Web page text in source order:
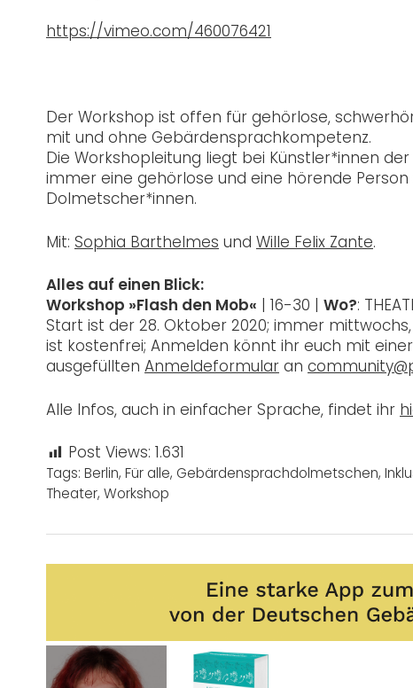
https://vimeo.com/460076421
Der Workshop ist offen für gehörlose,
mit und ohne Gebärdensprachkompetenz.
Die Workshopleitung liegt bei Künstler*innen
immer eine gehörlose und eine hörende
Dolmetscher*innen.
Mit: Sophia Barthelmes und Wille Felix Zante.
Alles auf einen Blick:
Workshop »Flash den Mob« | 16-30 | Wo?:
Start ist der 28. Oktober 2020; immer mittwochs,
ist kostenfrei; Anmelden könnt ihr euch mit
ausgefüllten Anmeldeformular an
Alle Infos, auch in einfacher Sprache, findet ihr
Post Views: 1.631
Tags: Berlin, Für alle, Gebärdensprachdolmetschen,
Theater, Workshop
Sie wünschen sich auch eine Werbeanzeige?